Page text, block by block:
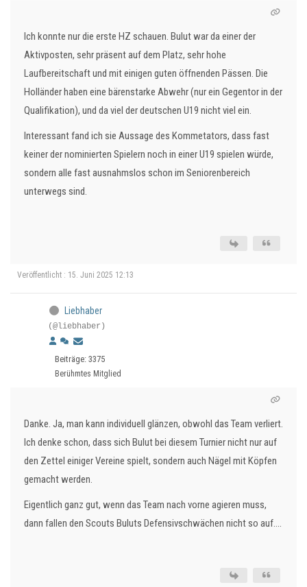
Ich konnte nur die erste HZ schauen. Bulut war da einer der
Aktivposten, sehr präsent auf dem Platz, sehr hohe
Laufbereitschaft und mit einigen guten öffnenden Pässen. Die
Holländer haben eine bärenstarke Abwehr (nur ein Gegentor in der
Qualifikation), und da viel der deutschen U19 nicht viel ein.
Interessant fand ich sie Aussage des Kommetators, dass fast
keiner der nominierten Spielern noch in einer U19 spielen würde,
sondern alle fast ausnahmslos schon im Seniorenbereich
unterwegs sind.
Veröffentlicht : 15. Juni 2025 12:13
Liebhaber
(@liebhaber)
Beiträge: 3375
Berühmtes Mitglied
Danke. Ja, man kann individuell glänzen, obwohl das Team verliert.
Ich denke schon, dass sich Bulut bei diesem Turnier nicht nur auf
den Zettel einiger Vereine spielt, sondern auch Nägel mit Köpfen
gemacht werden.
Eigentlich ganz gut, wenn das Team nach vorne agieren muss,
dann fallen den Scouts Buluts Defensivschwächen nicht so auf....